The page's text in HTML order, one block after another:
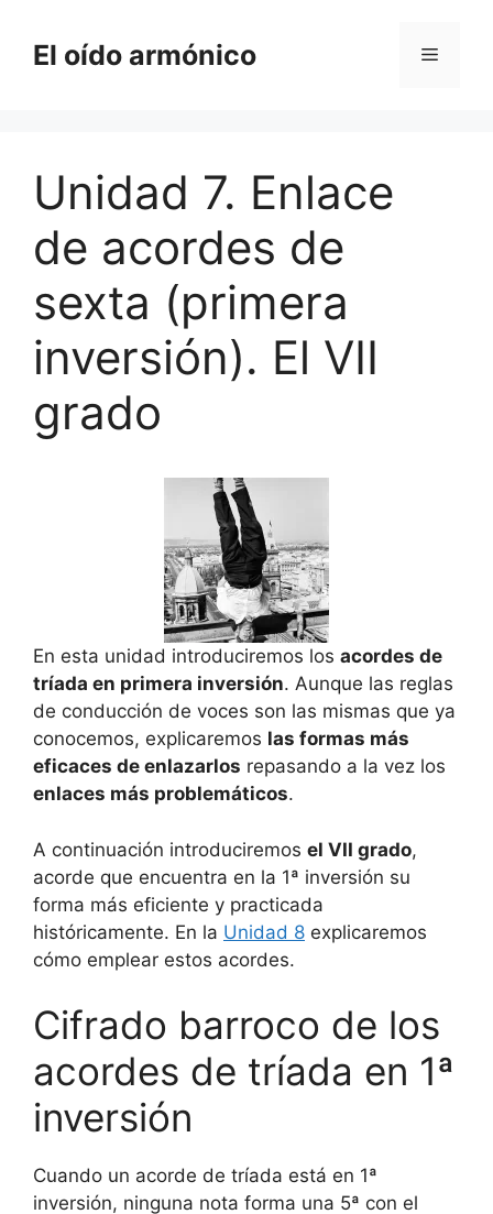
contenido
El oído armónico Menú
Unidad 7. Enlace
de acordes de
sexta (primera
inversión). El VII
grado
En esta unidad introduciremos los acordes de
tríada en primera inversión. Aunque las reglas
de conducción de voces son las mismas que ya
conocemos, explicaremos las formas más
eficaces de enlazarlos repasando a la vez los
enlaces más problemáticos.
A continuación introduciremos el VII grado,
acorde que encuentra en la 1ª inversión su
forma más eficiente y practicada
históricamente. En la Unidad 8 explicaremos
cómo emplear estos acordes.
Cifrado barroco de los
acordes de tríada en 1ª
inversión
Cuando un acorde de tríada está en 1ª
inversión, ninguna nota forma una 5ª con el